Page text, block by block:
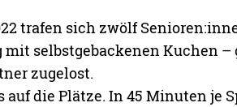
trafen sich zwölf
selbstgebackenen Kuchen –
zugelost.
auf die Plätze. In 45 Minuten je